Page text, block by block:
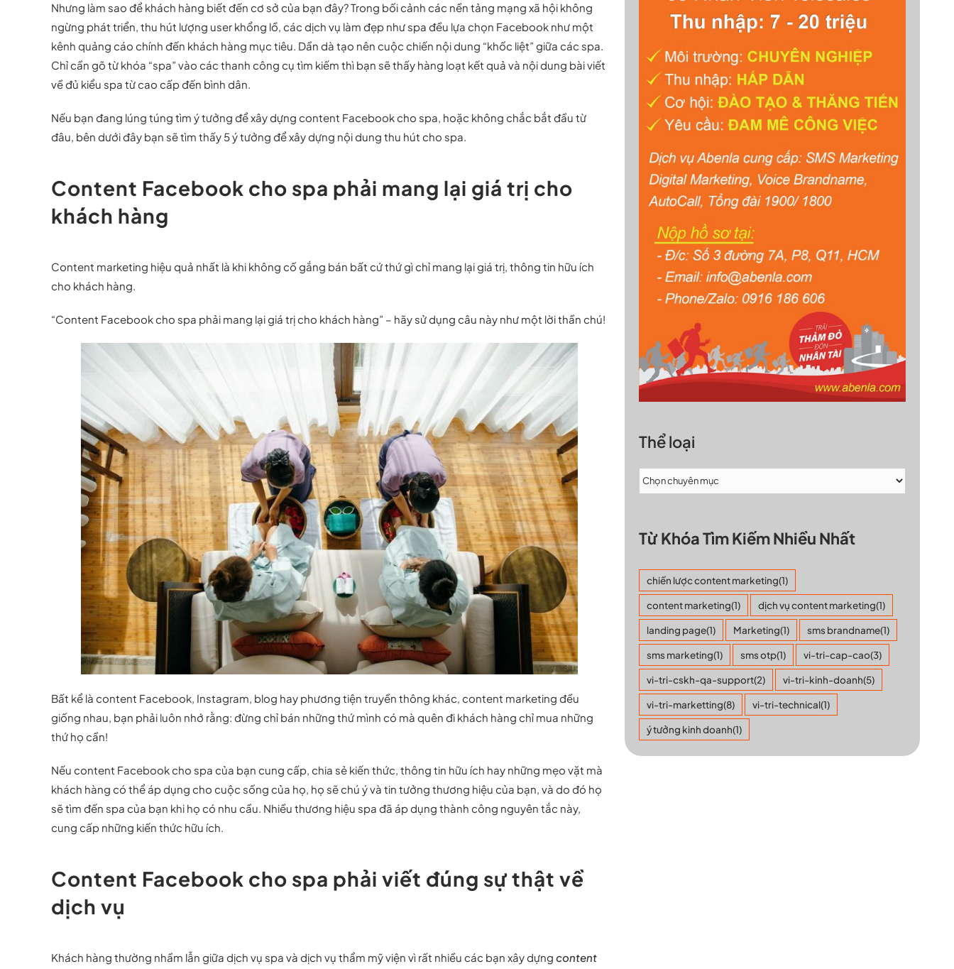
Nhưng làm sao để khách hàng biết đến cơ sở của bạn đây?Trong bối cảnh các nền tảng mạng xã hội không
ngừng phát triển, thu hút lượng user khổng lồ, các dịch vụ làm đẹp như spa đều lựa chọn Facebook như một
kênh quảng cáo chính đến khách hàng mục tiêu. Dần dà tạo nên cuộc chiến nội dung “khốc liệt” giữa các spa.
Chỉ cần gõ từ khóa “spa” vào các thanh công cụ tìm kiếm thì bạn sẽ thấy hàng loạt kết quả và nội dung bài viết
về đủ kiểu spa từ cao cấp đến bình dân.
Nếu bạn đang lúng túng tìm ý tưởng để xây dựng content Facebook cho spa, hoặc không chắc bắt đầu từ
đâu, bên dưới đây bạn sẽ tìm thấy 5 ý tưởng để xây dựng nội dung thu hút cho spa.
Content Facebook cho spa phải mang lại giá trị cho
khách hàng
Content marketing hiệu quả nhất là khi không cố gắng bán bất cứ thứ gì chỉ mang lại giá trị, thông tin hữu ích
cho khách hàng.
“Content Facebook cho spa phải mang lại giá trị cho khách hàng” – hãy sử dụng câu này như một lời thần chú!
Bất kể là content Facebook, Instagram, blog hay phương tiện truyền thông khác, content marketing đều
giống nhau, bạn phải luôn nhớ rằng: đừng chỉ bán những thứ mình có mà quên đi khách hàng chỉ mua những
thứ họ cần!
Nếu content Facebook cho spa của bạn cung cấp, chia sẻ kiến thức, thông tin hữu ích hay những mẹo vặt mà
khách hàng có thể áp dụng cho cuộc sống của họ, họ sẽ chú ý và tin tưởng thương hiệu của bạn, và do đó họ
sẽ tìm đến spa của bạn khi họ có nhu cầu. Nhiều thương hiệu spa đã áp dụng thành công nguyên tắc này,
cung cấp những kiến thức hữu ích.
Content Facebook cho spa phải viết đúng sự thật về
dịch vụ
Khách hàng thường nhầm lẫn giữa dịch vụ spa và dịch vụ thẩm mỹ viện vì rất nhiều các bạn xây dựng content
Thể loại
Từ Khóa Tìm Kiếm Nhiều Nhất
chiến lược content marketing(1)
content marketing(1) dịch vụ content marketing(1)
landing page(1) Marketing(1) sms brandname(1)
sms marketing(1) sms otp(1) vi-tri-cap-cao(3)
vi-tri-cskh-qa-support(2) vi-tri-kinh-doanh(5)
vi-tri-marketting(8) vi-tri-technical(1)
ý tưởng kinh doanh(1)